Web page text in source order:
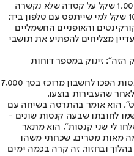
500 שקל על רכיבה בלי לוחית רישוי, 1,000 שקל על קסדה שלא נקשרה
כראוי, ואיומים על קנסות של עד 10,000 שקל למי שייתפס עם טלפון ביד:
והאופניים החשמליים
מצליחים להפתיע את תושבי
הזה": זינוק במספר דוחות
במקרה של ע׳ בן ה-29 מתל אביב, הקנסות הפכו לחשבון מרוכז בסך 7,000
שהעבירות בוצעו.
הוא אומר בהתרסה בשיחה עם
לחובתו שבעה קנסות שונים -
לי שני קנסות״, הוא מתאר
מאות מטרים. שכחתי משהו
ובחזור. זה קרה בכמה ימים